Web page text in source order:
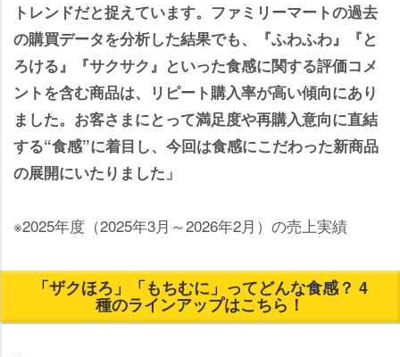
トレンドだと捉えています。ファミリーマートの過去
の購買データを分析した結果でも、『ふわふわ』『と
ろける』『サクサク』といった食感に関する評価コメ
ントを含む商品は、リピート購入率が高い傾向にあり
ました。お客さまにとって満足度や再購入意向に直結
する“食感”に着目し、今回は食感にこだわった新商品
の展開にいたりました」
※2025年度（2025年3月～2026年2月）の売上実績
「ザクほろ」「もちむに」ってどんな食感？ 4
種のラインアップはこちら！